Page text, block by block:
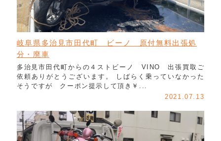
岐阜県多治見市田代町 ビーノ 原付無料出張処
分・廃車
多治見市田代町からの４ストビーノ VINO 出張買取ご
依頼ありがとうございます。 しばらく乗っていなかった
そうですが クーポン提示して頂き￥...
2021.07.13